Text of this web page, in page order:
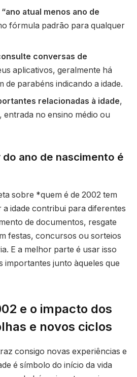
atual menos ano de
fórmula padrão para qualquer
conversas de
aplicativos, geralmente há
de parabéns indicando a idade.
relacionadas à idade,
no ensino médio ou
ano de nascimento é
sobre *quem é de 2002 tem
idade contribui para diferentes
de documentos, resgate
festas, concursos ou sorteios
E a melhor parte é usar isso
importantes junto àqueles que
e o impacto dos
e novos ciclos
consigo novas experiências e
é símbolo do início da vida